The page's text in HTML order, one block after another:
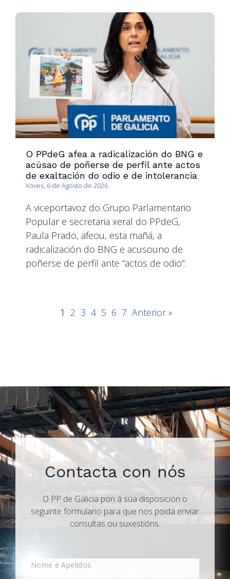
O PPdeG afea a radicalización do BNG e
acúsao de poñerse de perfil ante actos
de exaltación do odio e de intolerancia
Xoves, 6 de Agosto de 2026
A viceportavoz do Grupo Parlamentario
Popular e secretaria xeral do PPdeG,
Paula Prado, afeou, esta mañá, a
radicalización do BNG e acusouno de
poñerse de perfil ante “actos de odio”:
1 2 3 4 5 6 7 Anterior »
Contacta con nós
O PP de Galicia pon á súa disposición o
seguinte formulario para que nos poida enviar
consultas ou suxestións.